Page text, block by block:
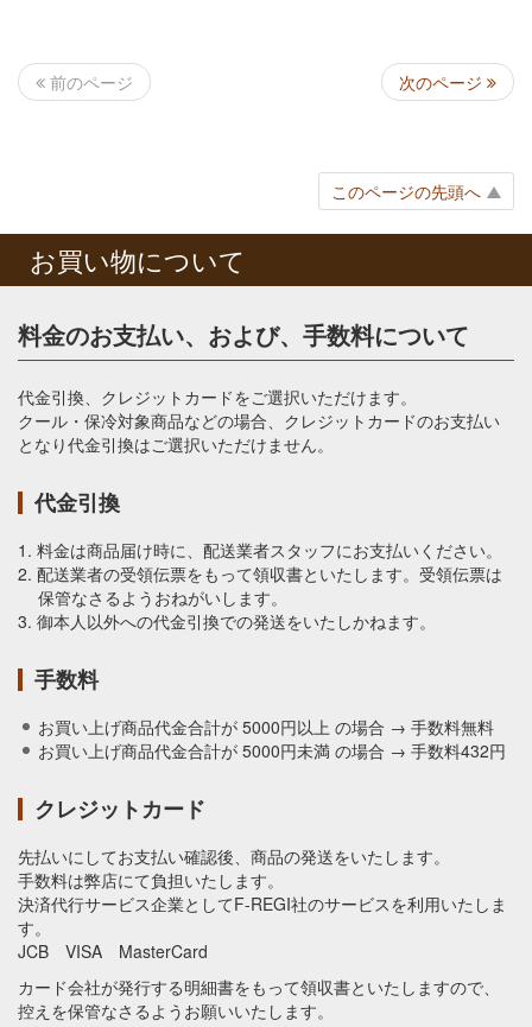
前のページ 次のページ
このページの先頭へ
お買い物について
料金のお支払い、および、手数料について
代金引換、クレジットカードをご選択いただけます。
クール・保冷対象商品などの場合、クレジットカードのお支払い
となり代金引換はご選択いただけません。
代金引換
1. 料金は商品届け時に、配送業者スタッフにお支払いください。
2. 配送業者の受領伝票をもって領収書といたします。受領伝票は
保管なさるようおねがいします。
3. 御本人以外への代金引換での発送をいたしかねます。
手数料
お買い上げ商品代金合計が 5000円以上 の場合 → 手数料無料
お買い上げ商品代金合計が 5000円未満 の場合 → 手数料432円
クレジットカード
先払いにしてお支払い確認後、商品の発送をいたします。
手数料は弊店にて負担いたします。
決済代行サービス企業としてF-REGI社のサービスを利用いたしま
す。
JCB VISA MasterCard
カード会社が発行する明細書をもって領収書といたしますので、
控えを保管なさるようお願いいたします。